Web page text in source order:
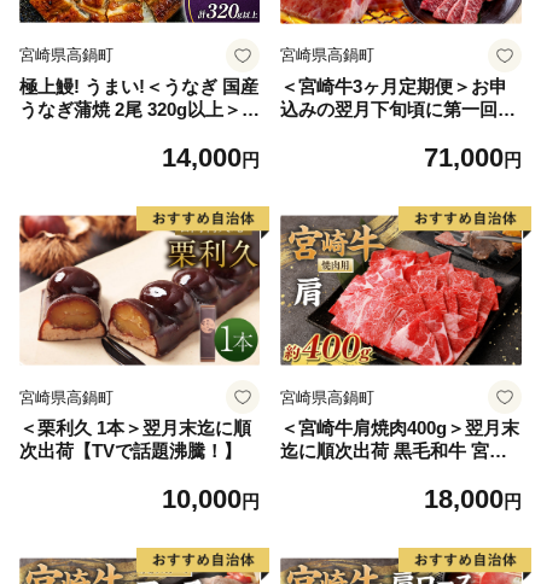
宮崎県高鍋町
極上鰻! うまい!＜うなぎ 国産
うなぎ蒲焼 2尾 320g以上＞
蒲焼 鰻 夏バテ防止 ウナギ 鰻
高鍋町 送料無料
14,000円
宮崎県高鍋町
＜宮崎牛3ヶ月定期便＞お申
込みの翌月下旬頃に第一回目
71,000円
宮崎県高鍋町
＜栗利久 1本＞翌月末迄に順
次出荷【TVで話題沸騰！】
10,000円
宮崎県高鍋町
＜宮崎牛肩焼肉400g＞翌月末
迄に順次出荷 黒毛和牛 宮崎
18,000円